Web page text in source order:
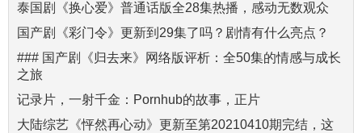
泰国剧《换心爱》普通话版全28集热播，感动无数观众
国产剧《彩门令》更新到29集了吗？剧情有什么亮点？
### 国产剧《归去来》网络版评析：全50集的情感与成长
之旅
记录片，一射千金：Pornhub的故事，正片
大陆综艺《怦然再心动》更新至第20210410期完结，这